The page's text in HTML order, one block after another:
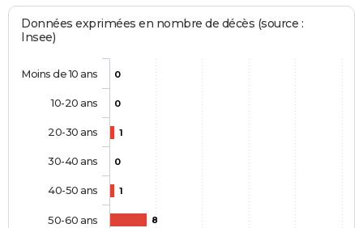
Données exprimées en nombre de décès (source :
Insee)
0
0
1
0
1
8
Moins de 10 ans
10-20 ans
20-30 ans
30-40 ans
40-50 ans
50-60 ans